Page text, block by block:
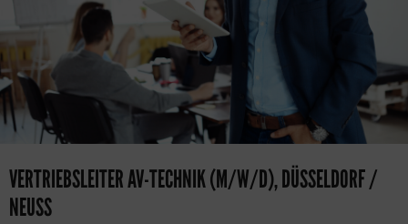
VERTRIEBSLEITER AV-TECHNIK (M/W/D), DÜSSELDORF /
NEUSS